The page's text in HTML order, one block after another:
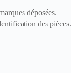
déposées.
des pièces.